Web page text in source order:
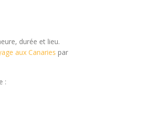
durée et lieu.
aux Canaries par
: